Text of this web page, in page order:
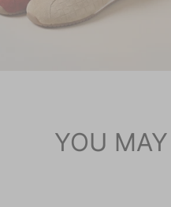
YOU